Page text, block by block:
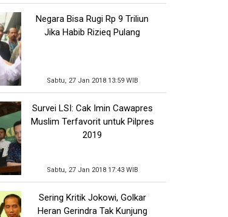
Negara Bisa Rugi Rp 9 Triliun
Jika Habib Rizieq Pulang
Sabtu, 27 Jan 2018 13:59 WIB
Survei LSI: Cak Imin Cawapres
Muslim Terfavorit untuk Pilpres
2019
Sabtu, 27 Jan 2018 17:43 WIB
Sering Kritik Jokowi, Golkar
Heran Gerindra Tak Kunjung